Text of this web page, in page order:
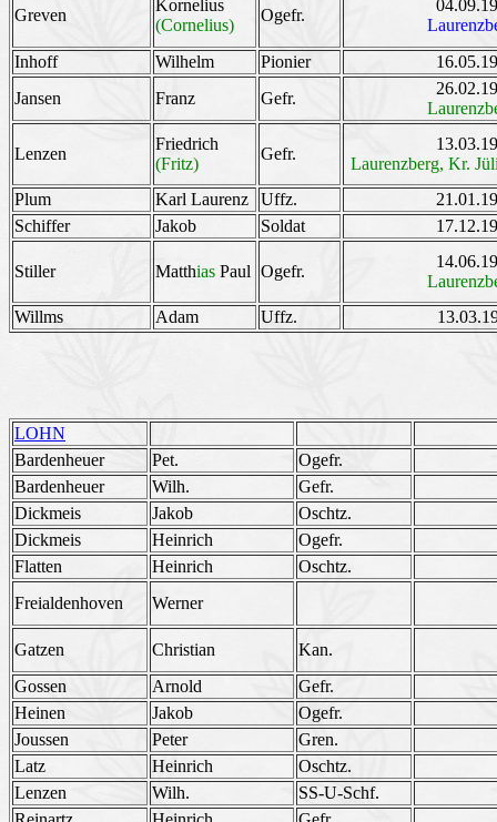
Greven
Kornelius
(Cornelius)
Ogefr.
Inhoff
Wilhelm Pionier
Jansen
Franz Gefr.
Lenzen
Friedrich
(Fritz)
Gefr.
Laurenzberg, Kr.
Plum
Karl Laurenz Uffz.
Schiffer
Jakob Soldat
Stiller Matthias Paul Ogefr.
Willms
Adam Uffz.
LOHN
Bardenheuer
Pet.
Ogefr.
Bardenheuer
Wilh.
Gefr.
Dickmeis
Jakob
Oschtz.
Dickmeis
Heinrich
Ogefr.
Flatten
Heinrich
Oschtz.
Freialdenhoven
Werner
Gatzen Christian
Kan.
Gossen
Arnold
Gefr.
Heinen
Jakob
Ogefr.
Joussen
Peter
Gren.
Latz
Heinrich
Oschtz.
Lenzen
Wilh.
SS-U-Schf.